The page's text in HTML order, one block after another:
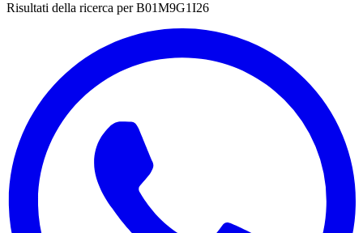
Risultati della ricerca perB01M9G1I26